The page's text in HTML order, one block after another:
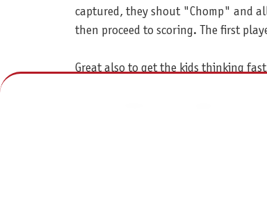
captured, they shout "Chomp" and
then proceed to scoring. The first
Great also to get the kids thinking